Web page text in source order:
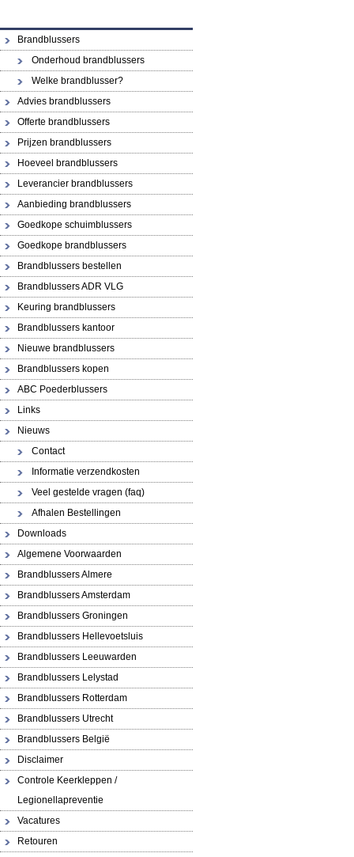
Brandblussers
Onderhoud brandblussers
Welke brandblusser?
Advies brandblussers
Offerte brandblussers
Prijzen brandblussers
Hoeveel brandblussers
Leverancier brandblussers
Aanbieding brandblussers
Goedkope schuimblussers
Goedkope brandblussers
Brandblussers bestellen
Brandblussers ADR VLG
Keuring brandblussers
Brandblussers kantoor
Nieuwe brandblussers
Brandblussers kopen
ABC Poederblussers
Links
Nieuws
Contact
Informatie verzendkosten
Veel gestelde vragen (faq)
Afhalen Bestellingen
Downloads
Algemene Voorwaarden
Brandblussers Almere
Brandblussers Amsterdam
Brandblussers Groningen
Brandblussers Hellevoetsluis
Brandblussers Leeuwarden
Brandblussers Lelystad
Brandblussers Rotterdam
Brandblussers Utrecht
Brandblussers België
Disclaimer
Controle Keerkleppen /
Legionellapreventie
Vacatures
Retouren